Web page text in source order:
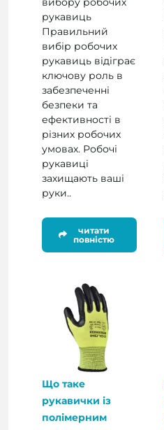
рукавиць
Правильний
вибір робочих
рукавиць відіграє
ключову роль в
забезпеченні
безпеки та
ефективності в
різних робочих
умовах. Робочі
рукавиці
захищають ваші
руки..
читати
повністю
Що таке
рукавички із
полімерним